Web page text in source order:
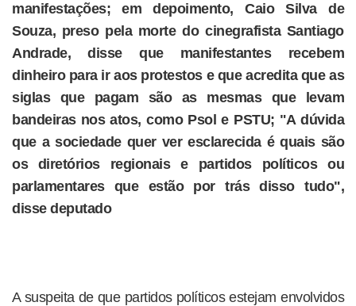
manifestações; em depoimento, Caio Silva de
Souza, preso pela morte do cinegrafista Santiago
Andrade, disse que manifestantes recebem
dinheiro para ir aos protestos e que acredita que as
siglas que pagam são as mesmas que levam
bandeiras nos atos, como Psol e PSTU; "A dúvida
que a sociedade quer ver esclarecida é quais são
os diretórios regionais e partidos políticos ou
parlamentares que estão por trás disso tudo",
disse deputado
A suspeita de que partidos políticos estejam envolvidos